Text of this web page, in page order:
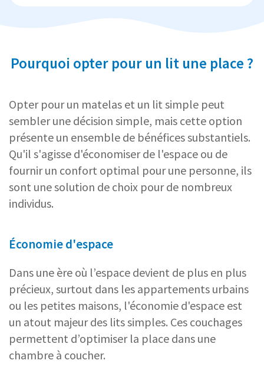
Pourquoi opter pour un lit une place ?
Opter pour un matelas et un lit simple peut
sembler une décision simple, mais cette option
présente un ensemble de bénéfices substantiels.
Qu'il s'agisse d'économiser de l'espace ou de
fournir un confort optimal pour une personne, ils
sont une solution de choix pour de nombreux
individus.
Économie d'espace
Dans une ère où l’espace devient de plus en plus
précieux, surtout dans les appartements urbains
ou les petites maisons, l'économie d'espace est
un atout majeur des lits simples. Ces couchages
permettent d’optimiser la place dans une
chambre à coucher.